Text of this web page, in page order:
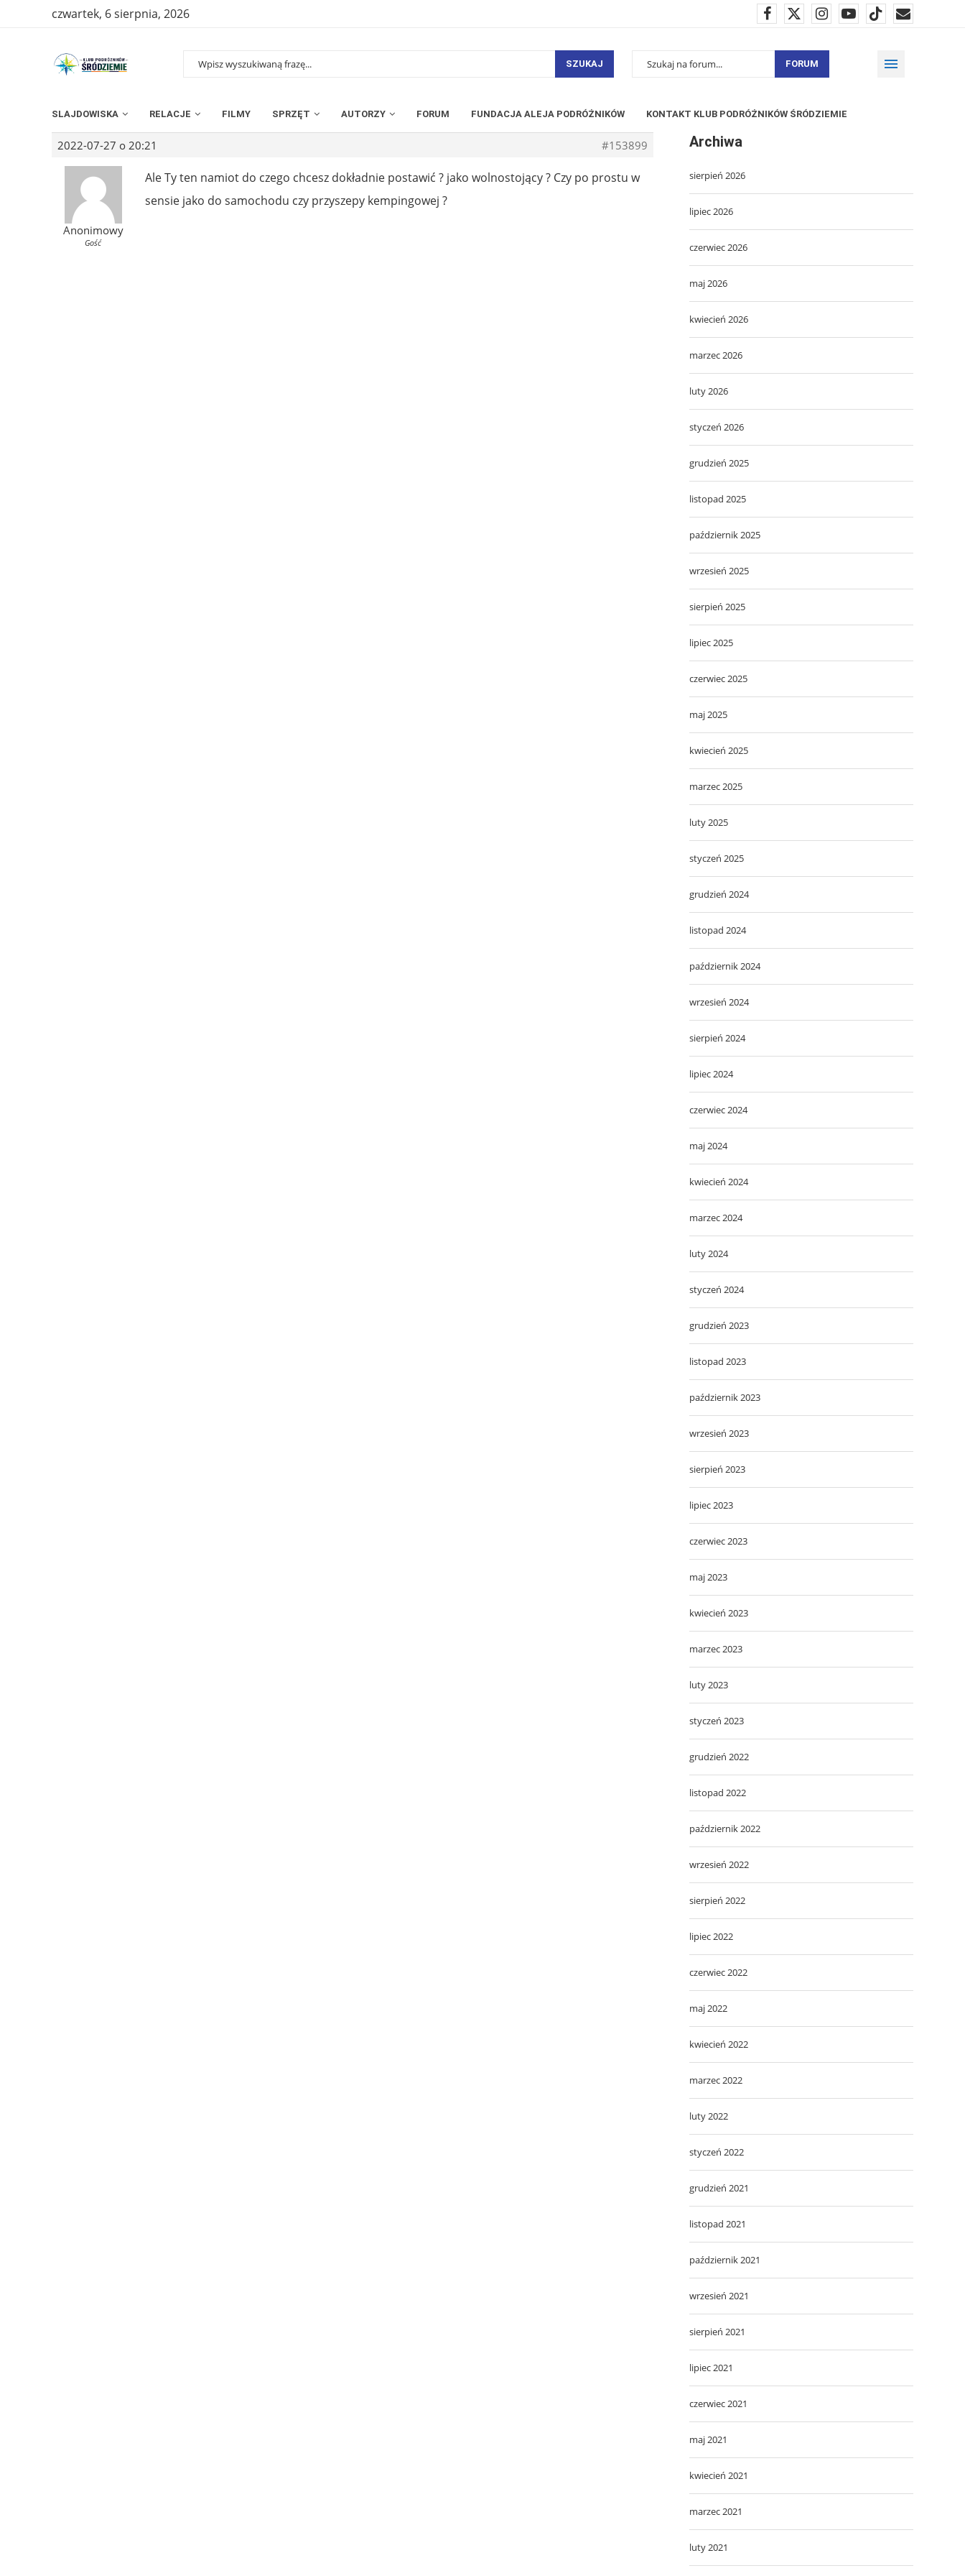
czwartek, 6 sierpnia, 2026
SZUKAJ FORUM
SLAJDOWISKA RELACJE FILMY SPRZĘT AUTORZY FORUM FUNDACJA ALEJA PODRÓŻNIKÓW KONTAKT KLUB PODRÓŻNIKÓW ŚRÓDZIEMIE
2022-07-27 o 20:21 #153899
Anonimowy
Gość
Ale Ty ten namiot do czego chcesz dokładnie postawić ? jako wolnostojący ? Czy po prostu w
sensie jako do samochodu czy przyszepy kempingowej ?
Archiwa
sierpień 2026
lipiec 2026
czerwiec 2026
maj 2026
kwiecień 2026
marzec 2026
luty 2026
styczeń 2026
grudzień 2025
listopad 2025
październik 2025
wrzesień 2025
sierpień 2025
lipiec 2025
czerwiec 2025
maj 2025
kwiecień 2025
marzec 2025
luty 2025
styczeń 2025
grudzień 2024
listopad 2024
październik 2024
wrzesień 2024
sierpień 2024
lipiec 2024
czerwiec 2024
maj 2024
kwiecień 2024
marzec 2024
luty 2024
styczeń 2024
grudzień 2023
listopad 2023
październik 2023
wrzesień 2023
sierpień 2023
lipiec 2023
czerwiec 2023
maj 2023
kwiecień 2023
marzec 2023
luty 2023
styczeń 2023
grudzień 2022
listopad 2022
październik 2022
wrzesień 2022
sierpień 2022
lipiec 2022
czerwiec 2022
maj 2022
kwiecień 2022
marzec 2022
luty 2022
styczeń 2022
grudzień 2021
listopad 2021
październik 2021
wrzesień 2021
sierpień 2021
lipiec 2021
czerwiec 2021
maj 2021
kwiecień 2021
marzec 2021
luty 2021